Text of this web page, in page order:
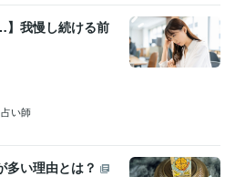
】我慢し続ける前
い師
多い理由とは？